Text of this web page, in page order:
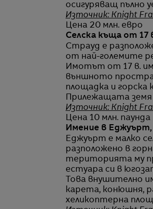
осигуряващ пълно
Източник: Knight
Цена 20 млн. евро
Селска къща от 17
Страуд е
от най-големите
Имотът от 17 в.
външното
площадка и горска
Прилежащата земя
Източник: Knight
Цена 10 млн. паунда
Имение в
Еджуърт е малко
разположено в
територията му
естуара си в
Това внушително
карета, конюшня,
хеликоптерна